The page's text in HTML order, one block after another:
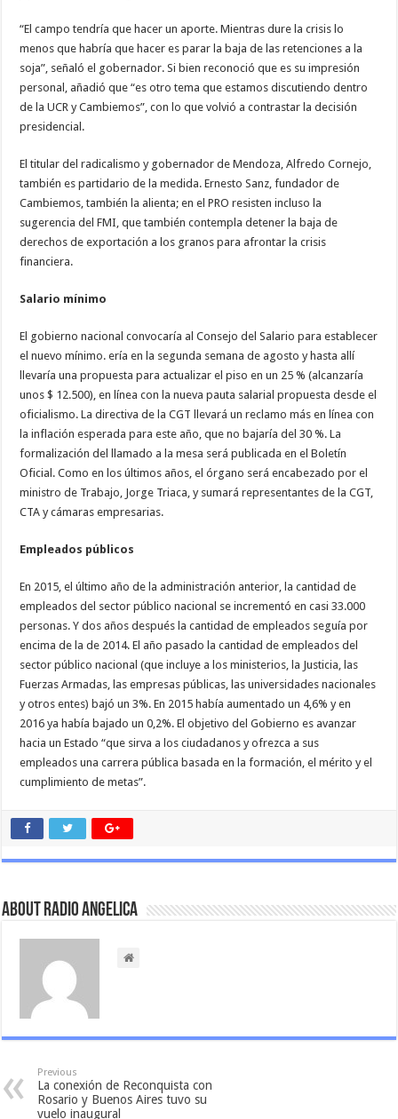
“El campo tendría que hacer un aporte. Mientras dure la crisis lo
menos que habría que hacer es parar la baja de las retenciones a la
soja”, señaló el gobernador. Si bien reconoció que es su impresión
personal, añadió que “es otro tema que estamos discutiendo dentro
de la UCR y Cambiemos”, con lo que volvió a contrastar la decisión
presidencial.
El titular del radicalismo y gobernador de Mendoza, Alfredo Cornejo,
también es partidario de la medida. Ernesto Sanz, fundador de
Cambiemos, también la alienta; en el PRO resisten incluso la
sugerencia del FMI, que también contempla detener la baja de
derechos de exportación a los granos para afrontar la crisis
financiera.
Salario mínimo
El gobierno nacional convocaría al Consejo del Salario para establecer
el nuevo mínimo. ería en la segunda semana de agosto y hasta allí
llevaría una propuesta para actualizar el piso en un 25 % (alcanzaría
unos $ 12.500), en línea con la nueva pauta salarial propuesta desde el
oficialismo. La directiva de la CGT llevará un reclamo más en línea con
la inflación esperada para este año, que no bajaría del 30 %. La
formalización del llamado a la mesa será publicada en el Boletín
Oficial. Como en los últimos años, el órgano será encabezado por el
ministro de Trabajo, Jorge Triaca, y sumará representantes de la CGT,
CTA y cámaras empresarias.
Empleados públicos
En 2015, el último año de la administración anterior, la cantidad de
empleados del sector público nacional se incrementó en casi 33.000
personas. Y dos años después la cantidad de empleados seguía por
encima de la de 2014. El año pasado la cantidad de empleados del
sector público nacional (que incluye a los ministerios, la Justicia, las
Fuerzas Armadas, las empresas públicas, las universidades nacionales
y otros entes) bajó un 3%. En 2015 había aumentado un 4,6% y en
2016 ya había bajado un 0,2%. El objetivo del Gobierno es avanzar
hacia un Estado “que sirva a los ciudadanos y ofrezca a sus
empleados una carrera pública basada en la formación, el mérito y el
cumplimiento de metas”.
About Radio Angelica
Previous
La conexión de Reconquista con
Rosario y Buenos Aires tuvo su
vuelo inaugural